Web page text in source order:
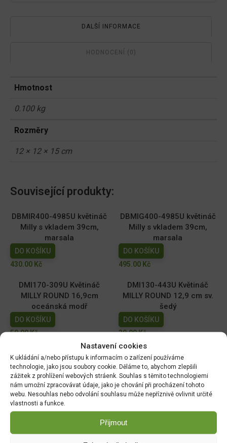
Nastavení cookies
K ukládání a/nebo přístupu k informacím o zařízení používáme
technologie, jako jsou soubory cookie. Děláme to, abychom zlepšili
zážitek z prohlížení webových stráenk. Souhlas s těmito technologiemi
nám umožní zpracovávat údaje, jako je chování při procházení tohoto
webu. Nesouhlas nebo odvolání souhlasu může nepříznivě ovlivnit určité
vlastnosti a funkce.
Přijmout
DALŠÍ INFORMACE
HODNOCENÍ (0)
Hmotnost
0.100 kg
Rozměry
12 × 12 × 15 cm
Související produkty:
DBMIR400-4985U květináč
Milly s vkladem 39cm,
marsala
DO KOŠÍKU
430.00 Kč
DBMIG400-4985U květináč
Milly s vkladem 39cm,
marsala
DO KOŠÍKU
495.00 Kč
DMI170-309U Květináč
MILLY ROUND 16,9cm
oceánská modř
DO KOŠÍKU
59.00Kč
DMI130-443U Květináč
MILLY ROUND 12,9 cm sv.
šedý
DO KOŠÍKU
39.00Kč
DMI110-2411U Květináč
MILLY ROUND 10,9cm tm.
zelený
DO KOŠÍKU
29.00Kč
DMI150-443U Květináč
MILLY ROUND 14,6cm sv.
šedý
DO KOŠÍKU